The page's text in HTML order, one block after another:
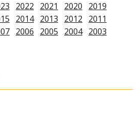
2022 2021 2020
2019
2014 2013 2012
2011
2006 2005 2004 2003